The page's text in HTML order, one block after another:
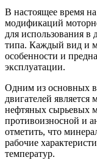
В настоящее время
модификаций
для использования в
типа. Каждый вид и
особенности и
эксплуатации.
Одним из основных
двигателей
нефтяных сырьевых
противоизносной и
отметить, что
рабочие
температур.